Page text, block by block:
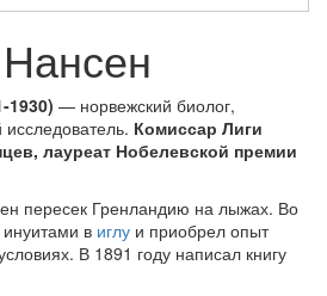
1930) — норвежский биолог,
Комиссар Лиги
лауреат Нобелевской премии
пересек Гренландию на лыжах. Во
в иглу и приобрел опыт
В 1891 году написал книгу